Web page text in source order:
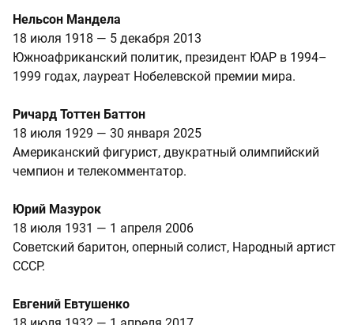
Нельсон Мандела
18 июля 1918 — 5 декабря 2013
Южноафриканский политик, президент ЮАР в 1994–
1999 годах, лауреат Нобелевской премии мира.
Ричард Тоттен Баттон
18 июля 1929 — 30 января 2025
Американский фигурист, двукратный олимпийский
чемпион и телекомментатор.
Юрий Мазурок
18 июля 1931 — 1 апреля 2006
Советский баритон, оперный солист, Народный артист
СССР.
Евгений Евтушенко